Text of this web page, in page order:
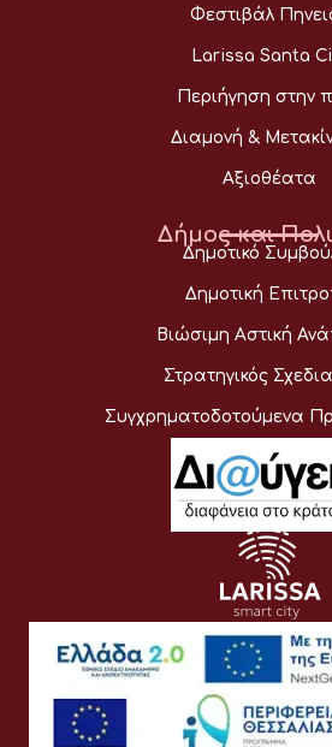
Φεστιβάλ
Larissa Santa
Περιήγηση στην
Διαμονή &
Αξιοθέατα
Δήμος και
Δημοτικό
Δημοτική
Βιώσιμη Αστική
Στρατηγικός
Συγχρηματοδοτούμενα